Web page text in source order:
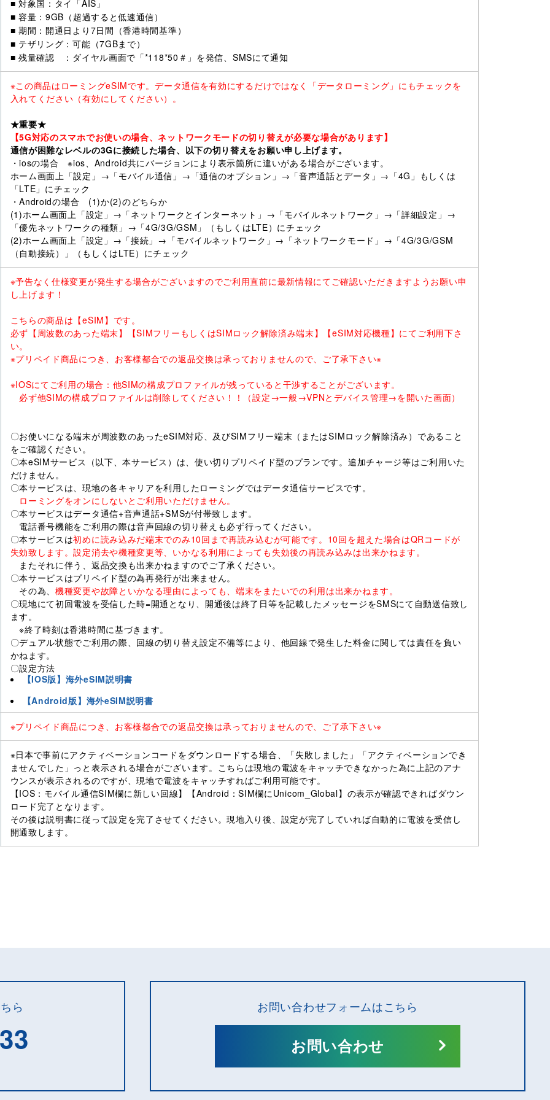
■ 対象国：タイ「AIS」
■ 容量：9GB（超過すると低速通信）
■ 期間：開通日より7日間（香港時間基準）
■ テザリング：可能（7GBまで）
■ 残量確認 ：ダイヤル画面で「*118*50＃」を発信、SMSにて通知
※この商品はローミングeSIMです。データ通信を有効にするだけではなく「データローミング」にもチェックを
入れてください（有効にしてください）。
★重要★
【5G対応のスマホでお使いの場合、ネットワークモードの切り替えが必要な場合があります】
通信が困難なレベルの3Gに接続した場合、以下の切り替えをお願い申し上げます。
・iosの場合 ※ios、Android共にバージョンにより表示箇所に違いがある場合がございます。
ホーム画面上「設定」→「モバイル通信」→「通信のオプション」→「音声通話とデータ」→「4G」もしくは
「LTE」にチェック
・Androidの場合 (1)か(2)のどちらか
(1)ホーム画面上「設定」→「ネットワークとインターネット」→「モバイルネットワーク」→「詳細設定」→
「優先ネットワークの種類」→「4G/3G/GSM」（もしくはLTE）にチェック
(2)ホーム画面上「設定」→「接続」→「モバイルネットワーク」→「ネットワークモード」→「4G/3G/GSM
（自動接続）」（もしくはLTE）にチェック
※予告なく仕様変更が発生する場合がございますのでご利用直前に最新情報にてご確認いただきますようお願い申
し上げます！
こちらの商品は【eSIM】です。
必ず【周波数のあった端末】【SIMフリーもしくはSIMロック解除済み端末】【eSIM対応機種】にてご利用下さ
い。
※プリペイド商品につき、お客様都合での返品交換は承っておりませんので、ご了承下さい※
※IOSにてご利用の場合：他SIMの構成プロファイルが残っていると干渉することがございます。
必ず他SIMの構成プロファイルは削除してください！！（設定→一般→VPNとデバイス管理→を開いた画面）
〇お使いになる端末が周波数のあったeSIM対応、及びSIMフリー端末（またはSIMロック解除済み）であること
をご確認ください。
〇本eSIMサービス（以下、本サービス）は、使い切りプリペイド型のプランです。追加チャージ等はご利用いた
だけません。
〇本サービスは、現地の各キャリアを利用したローミングではデータ通信サービスです。
ローミングをオンにしないとご利用いただけません。
〇本サービスはデータ通信+音声通話+SMSが付帯致します。
電話番号機能をご利用の際は音声回線の切り替えも必ず行ってください。
〇本サービスは初めに読み込みだ端末でのみ10回まで再読み込むが可能です。10回を超えた場合はQRコードが
失効致します。設定消去や機種変更等、いかなる利用によっても失効後の再読み込みは出来かねます。
またそれに伴う、返品交換も出来かねますのでご了承ください。
〇本サービスはプリペイド型の為再発行が出来ません。
その為、機種変更や故障といかなる理由によっても、端末をまたいでの利用は出来かねます。
〇現地にて初回電波を受信した時=開通となり、開通後は終了日等を記載したメッセージをSMSにて自動送信致し
ます。
※終了時刻は香港時間に基づきます。
〇デュアル状態でご利用の際、回線の切り替え設定不備等により、他回線で発生した料金に関しては責任を負い
かねます。
〇設定方法
【IOS版】海外eSIM説明書
【Android版】海外eSIM説明書
※プリペイド商品につき、お客様都合での返品交換は承っておりませんので、ご了承下さい※
※日本で事前にアクティベーションコードをダウンロードする場合、「失敗しました」「アクティベーションでき
ませんでした」っと表示される場合がございます。こちらは現地の電波をキャッチできなかった為に上記のアナ
ウンスが表示されるのですが、現地で電波をキャッチすればご利用可能です。
【IOS：モバイル通信SIM欄に新しい回線】【Android：SIM欄にUnicom_Global】の表示が確認できればダウン
ロード完了となります。
その後は説明書に従って設定を完了させてください。現地入り後、設定が完了していれば自動的に電波を受信し
開通致します。
ら お問い合わせフォームはこちら
お問い合わせ